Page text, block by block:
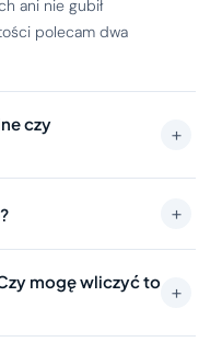
ani nie gubił
polecam dwa
czy
+
+
mogę wliczyć to +